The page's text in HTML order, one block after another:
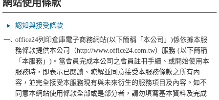
網站使用條款
認知與接受條款
一､ office24列印倉庫電子商務網站(以下簡稱「本公司」)係依據本服
務條款提供本公司（http://www.office24.com.tw）服務 (以下簡稱
「本服務」)。當會員完成本公司之會員註冊手續、或開始使用本
服務時，即表示已閱讀、瞭解並同意接受本服務條款之所有內
容，並完全接受本服務現有與未來衍生的服務項目及內容。如不
同意本網站使用條款全部或是部分者，請勿填寫基本資料及完成